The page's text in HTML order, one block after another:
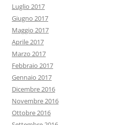
Luglio 2017
Giugno 2017
Maggio 2017
Aprile 2017
Marzo 2017
Febbraio 2017
Gennaio 2017
Dicembre 2016
Novembre 2016
Ottobre 2016